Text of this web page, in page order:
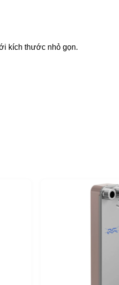
kích thước nhỏ gọn.